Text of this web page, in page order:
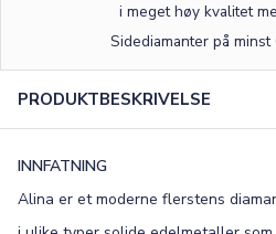
i meget høy kvalitet
Sidediamanter på minst
PRODUKTBESKRIVELSE
INNFATNING
Alina er et moderne flerstens